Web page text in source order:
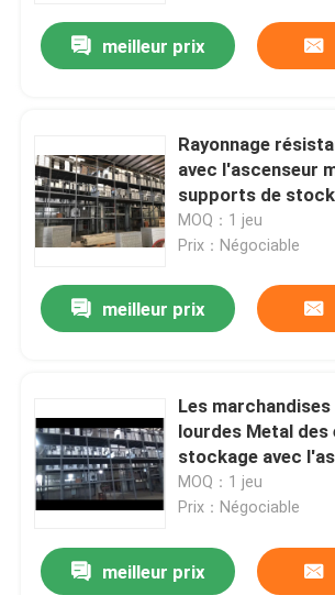
meilleur prix
Rayonnage
avec l'ascenseur
supports de
commercial
MOQ：1 jeu
Prix：Négociable
meilleur prix
Les
lourdes Metal des
stockage avec
mobile/adaptées
client soutenant le
MOQ：1 jeu
Prix：Négociable
meilleur prix